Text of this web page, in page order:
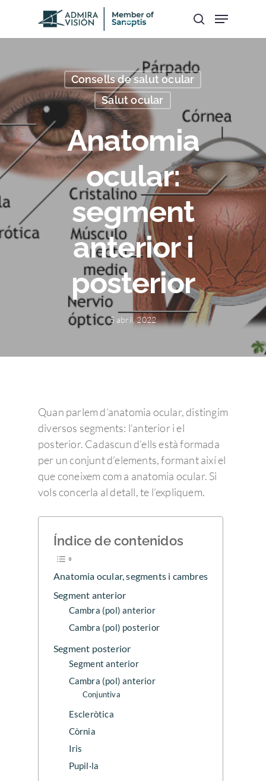
Hit enter to search or ESC to close
Consells de salut ocular
Salut ocular
Anatomia
ocular:
segment
anterior i
posterior
5 abril, 2022
Quan parlem d’anatomia ocular, distingim
diversos segments: l’anterior i el
posterior. Cadascun d’ells està formada
per un conjunt d’elements, formant així el
que coneixem com a anatomia ocular. Si
vols concerla al detall, te l’expliquem.
Índice de contenidos
Anatomia ocular, segments i cambres
Segment anterior
Cambra (pol) anterior
Cambra (pol) posterior
Segment posterior
Segment anterior
Cambra (pol) anterior
Conjuntiva
Escleròtica
Còrnia
Iris
Pupil·la